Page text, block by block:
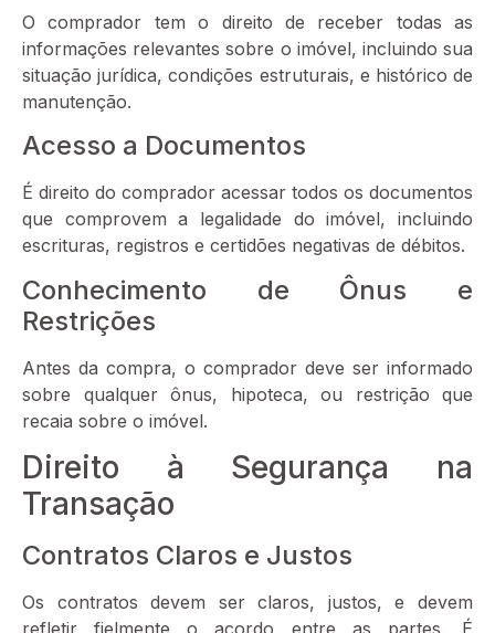
O comprador tem o direito de receber todas as
informações relevantes sobre o imóvel, incluindo sua
situação jurídica, condições estruturais, e histórico de
manutenção.
Acesso a Documentos
É direito do comprador acessar todos os documentos
que comprovem a legalidade do imóvel, incluindo
escrituras, registros e certidões negativas de débitos.
Conhecimento de Ônus e
Restrições
Antes da compra, o comprador deve ser informado
sobre qualquer ônus, hipoteca, ou restrição que
recaia sobre o imóvel.
Direito à Segurança na
Transação
Contratos Claros e Justos
Os contratos devem ser claros, justos, e devem
refletir fielmente o acordo entre as partes. É